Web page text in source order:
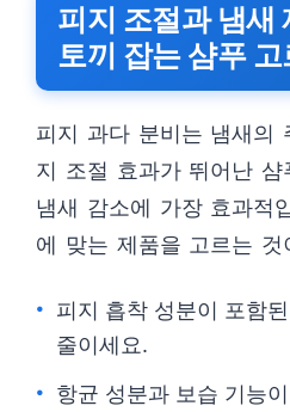
피지 조절과 냄새
토끼 잡는 샴푸 고
피지 과다 분비는 냄새의
지 조절 효과가 뛰어난 샴
냄새 감소에 가장 효과적
에 맞는 제품을 고르는 것
피지 흡착 성분이 포함
줄이세요.
항균 성분과 보습 기능